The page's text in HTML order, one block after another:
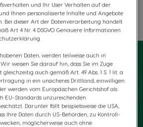
Wunschliste
Wunschzettel
und Ihr User Verhalten auf der
Ihnen personalisierte Inhalte und Angebote
Bei dieser Art der Datenverarbeitung handelt
Art 4 Nr. 4 DSGVO. Genauere Informationen
Daten, werden teilweise auch in
weisen Sie darauf hin, dass Sie im Zuge
auch gemäß Art. 49 Abs. 1 S. 1 lit. a
in ein unsicheres Drittland, einwilligen.
werden vom Europäischen Gerichtshof als
EU-Standards unzureichenden
Darunter fällt beispielsweise die USA,
Ihre Daten durch US-Behörden, zu Kontroll-
möglicherweise auch ohne